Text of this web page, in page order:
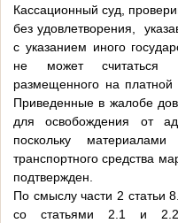
Кассационный суд,
без удовлетворения,
с указанием иного
не может считаться
размещенного на платной
Приведенные в жалобе
для освобождения от
поскольку
транспортного средства
подтвержден.
По смыслу части 2 статьи
со статьями 2.1 и 2.2